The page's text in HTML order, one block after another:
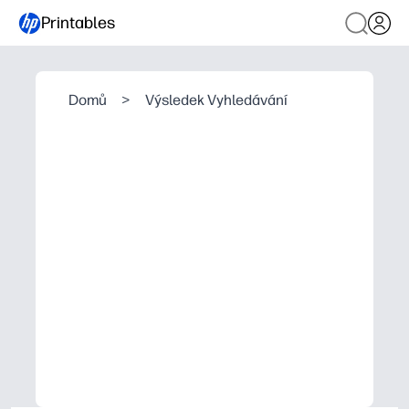
Printables
Domů > Výsledek Vyhledávání